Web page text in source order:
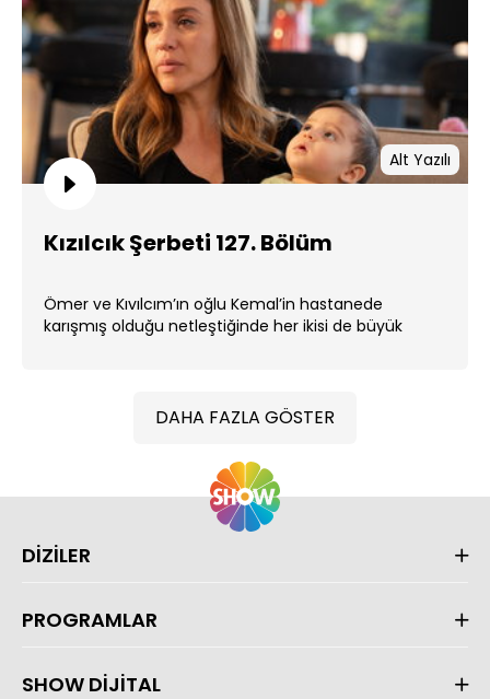
Alt Yazılı
Kızılcık Şerbeti 127. Bölüm
Ömer ve Kıvılcım’ın oğlu Kemal’in hastanede
karışmış olduğu netleştiğinde her ikisi de büyük
DAHA FAZLA GÖSTER
DİZİLER
PROGRAMLAR
SHOW DİJİTAL